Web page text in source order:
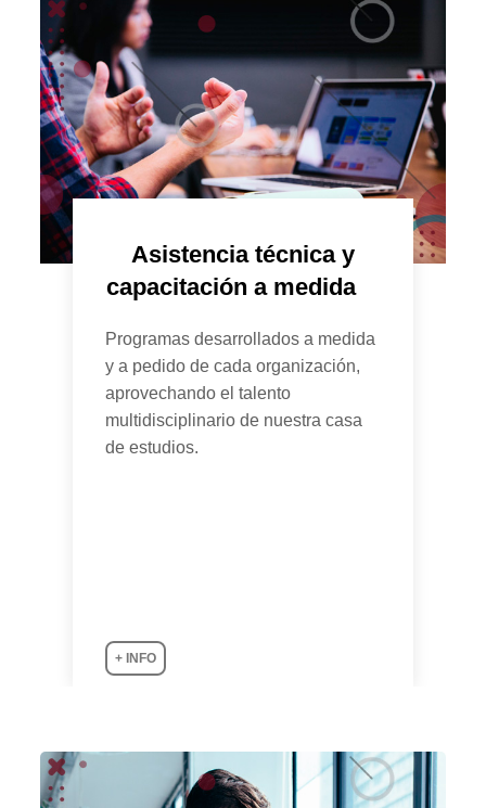
Asistencia técnica y
capacitación a medida
Programas desarrollados a medida
y a pedido de cada organización,
aprovechando el talento
multidisciplinario de nuestra casa
de estudios.
+ INFO